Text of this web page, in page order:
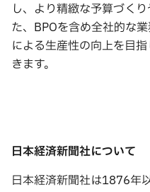
し、より精緻な予算づく
た、BPOを含め全社的な
による生産性の向上を目
きます。
日本経済新聞社について
日本経済新聞社は1876年